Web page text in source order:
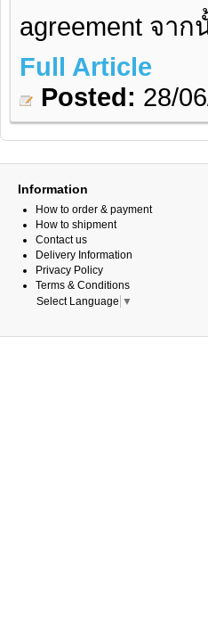
agreement จา
Full Article
Posted: 28/
Information
How to order & payment
How to shipment
Contact us
Delivery Information
Privacy Policy
Terms & Conditions
Select Language ▼